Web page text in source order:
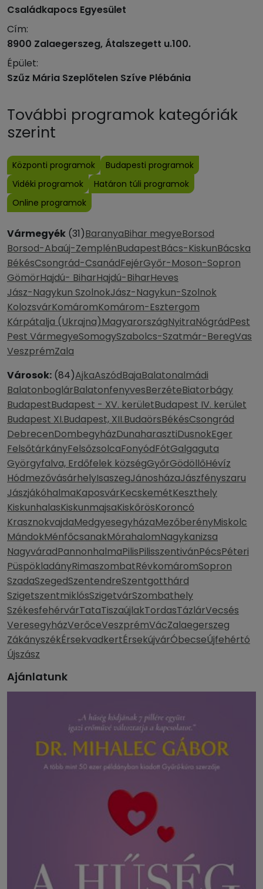
Családkapocs Egyesület
Cím:
8900 Zalaegerszeg, Átalszegett u.100.
Épület:
Szűz Mária Szeplőtelen Szíve Plébánia
További programok kategóriák
szerint
Központi programok
Budapesti programok
Vidéki programok
Határon túli programok
Online programok
Vármegyék (31)BaranyaBihar megyeBorsod
Borsod-Abaúj-ZemplénBudapestBács-KiskunBácska
BékésCsongrád-CsanádFejérGyőr-Moson-Sopron
GömörHajdú- BiharHajdú-BiharHeves
Jász-Nagykun SzolnokJász-Nagykun-Szolnok
KolozsvárKomáromKomárom-Esztergom
Kárpátalja (Ukrajna)MagyarországNyitraNógrádPest
Pest VármegyeSomogySzabolcs-Szatmár-BeregVas
VeszprémZala
Városok: (84)AjkaAszódBajaBalatonalmádi
BalatonboglárBalatonfenyvesBerzéteBiatorbágy
BudapestBudapest - XV. kerületBudapest IV. kerület
Budapest XI.Budapest, XII.BudaörsBékésCsongrád
DebrecenDombegyházDunaharasztiDusnokEger
FelsőtárkányFelsőzsolcaFonyódFótGalgaguta
Györgyfalva, Erdőfelek községGyőrGödöllőHévíz
HódmezővásárhelyIsaszegJánosházaJászfényszaru
JászjákóhalmaKaposvárKecskemétKeszthely
KiskunhalasKiskunmajsaKiskőrösKoroncó
KrasznokvajdaMedgyesegyházaMezőberényMiskolc
MándokMénfőcsanakMórahalomNagykanizsa
NagyváradPannonhalmaPilisPilisszentivánPécsPéteri
PüspökladányRimaszombatRévkomáromSopron
SzadaSzegedSzentendreSzentgotthárd
SzigetszentmiklósSzigetvárSzombathely
SzékesfehérvárTataTiszaújlakTordasTázlárVecsés
VeresegyházVerőceVeszprémVácZalaegerszeg
ZákányszékÉrsekvadkertÉrsekújvárÓbecseÚjfehértó
Újszász
Ajánlatunk